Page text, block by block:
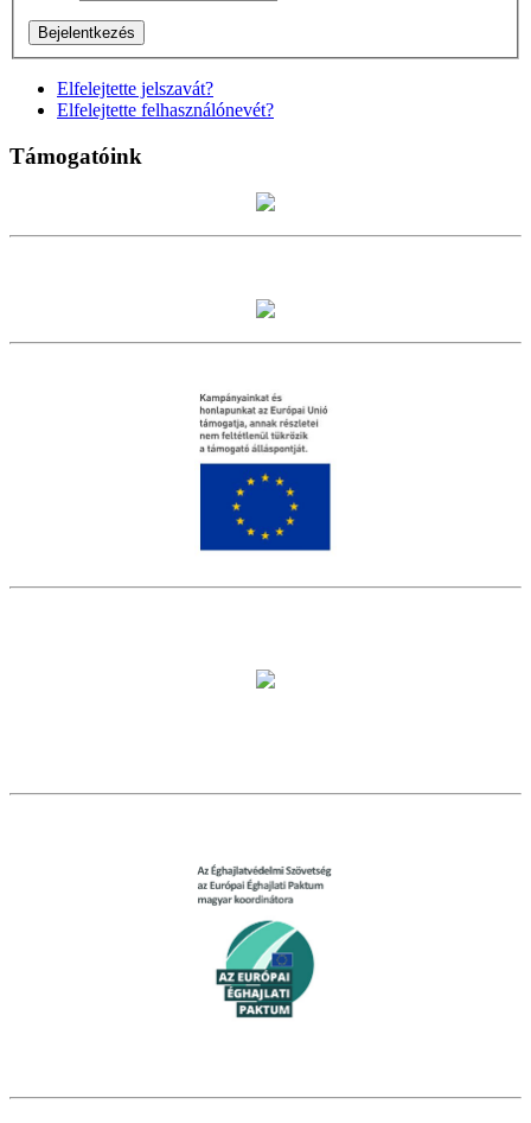
Elfelejtette jelszavát?
Elfelejtette felhasználónevét?
Támogatóink